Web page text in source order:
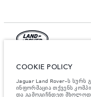
უითლი, ქონვერთი CV3 4LF.
მითითებული ციფრები
შედეგები. ავტომობილის
განვასხვავოთ ტესტებიდან
COOKIE POLICY
Jaguar Land Rover-ს სურს
ინფორმაცია თქვენს
და გამოგიჩნდეთ მხოლოდ